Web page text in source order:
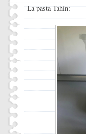
La pasta Tahín: